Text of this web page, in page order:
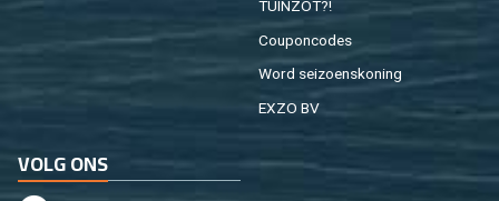
TUIN­ZOT?!
Cou­pon­co­des
Word sei­zoens­ko­ning
EXZO BV
VOLG ONS